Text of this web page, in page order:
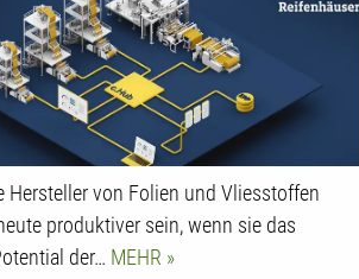
Hersteller von Folien und Vliesstoffen
produktiver sein, wenn sie das
der… MEHR